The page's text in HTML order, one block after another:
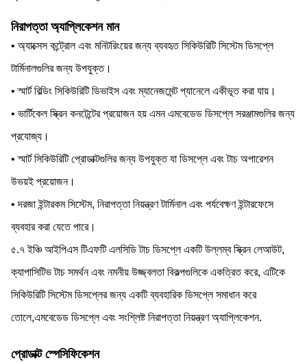
নিরাপত্তা অ্যাপ্লিকেশন মান
• অ্যাক্সেস কন্ট্রোল এবং মনিটরিংয়ের জন্য ব্যবহৃত সিকিউরিটি সিস্টেম ডিসপ্লে
টার্মিনালগুলির জন্য উপযুক্ত।
• স্মার্ট বিল্ডিং সিকিউরিটি ডিভাইস এবং ম্যানেজমেন্ট প্যানেলে একীভূত করা যায়।
• ভার্টিকেল স্ক্রিন কনটেন্টের প্রয়োজন হয় এমন এমবেডেড ডিসপ্লে সরঞ্জামগুলির জন্য
প্রযোজ্য।
• স্মার্ট সিকিউরিটি প্রোডাক্টগুলির জন্য উপযুক্ত যা ডিসপ্লে এবং টাচ অপারেশন
উভয়ই প্রয়োজন।
• দরজা ইন্টারকম সিস্টেম, নিরাপত্তা নিয়ন্ত্রণ টার্মিনাল এবং পর্যবেক্ষণ ইন্টারফেসে
ব্যবহার করা যেতে পারে।
৫.৭ ইঞ্চি আইপিএস টিএফটি এলসিডি টাচ ডিসপ্লে একটি উল্লম্ব স্ক্রিন লেআউট,
ক্যাপাসিটিভ টাচ সমর্থন এবং নমনীয় উজ্জ্বলতা বিকল্পগুলিকে একত্রিত করে, এটিকে
সিকিউরিটি সিস্টেম ডিসপ্লের জন্য একটি ব্যবহারিক ডিসপ্লে সমাধান করে
তোলে,এমবেডেড ডিসপ্লে এবং সংশ্লিষ্ট নিরাপত্তা নিয়ন্ত্রণ অ্যাপ্লিকেশন.
প্রোডাক্ট স্পেসিফিকেশন